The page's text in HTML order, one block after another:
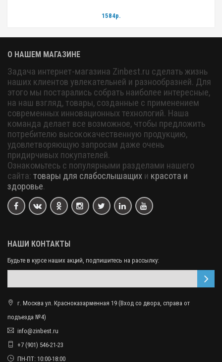
1584р.
О НАШЕМ МАГАЗИНЕ
Задача интернет-магазина Zinbest.ru сделать жизнь
наших клиентов увлекательней и разнообразней. Для
этого мы постарались собрать наиболее интересные,
на наш взгляд, товары, созданные с применением
современных инновационных технологий. Наша
команда делает все возможное, чтобы предложить
потребителю высококачественную продукцию,
удовлетворяющую запросам даже очень
придирчивых покупателей.
Ознакомьтесь с популярными разделами нашего
сайта: товары для слабослышащих и красота и
здоровье.
НАШИ КОНТАКТЫ
Будьте в курсе наших акций, подпишитесь на рассылку:
г. Москва ул. Красноказарменная 19 (Вход со двора, справа от
подъезда №4)
info@zinbest.ru
+7 (901) 546-21-23
ПН-ПТ: 10:00-18:00